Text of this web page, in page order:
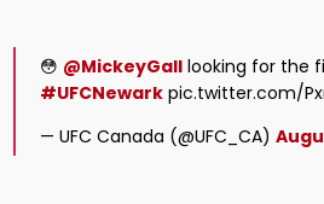
😳 @MickeyGall looking for the
#UFCNewark pic.twitter.com/
— UFC Canada (@UFC_CA)